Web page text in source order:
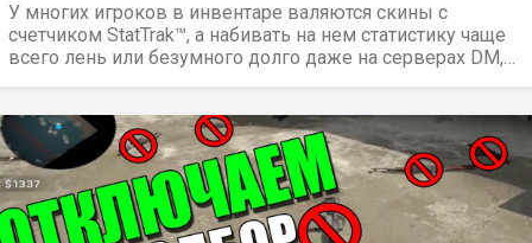
У многих игроков в инвентаре валяются скины с
счетчиком StatTrak™, а набивать на нем статистику чаще
всего лень или безумного долго даже на серверах DM,…